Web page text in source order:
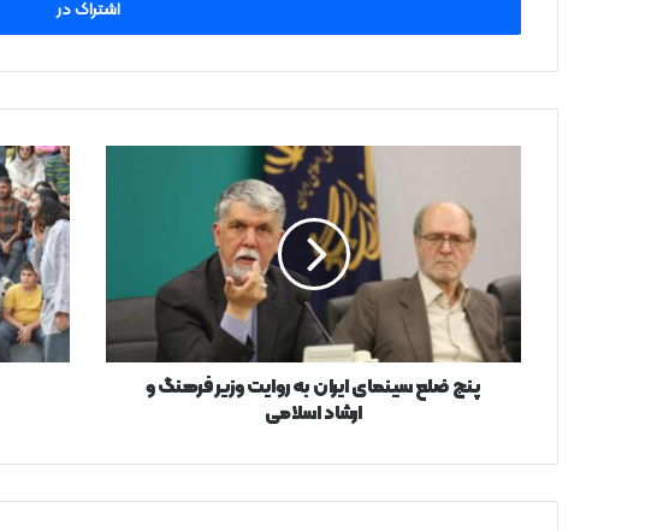
وارد
سینمای
روایت
وزیر
فرهنگ
و
پنج ضلع سینمای ایران به روایت وزیر فرهنگ و
ارشاد اسلامی
تماشاگران
حرفه‌ای
تئاتر
در
کردستان